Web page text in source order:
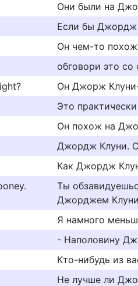
Они были на
Если бы Джордж
Он чем-то
обговори это
Он Джорж Клуни-
Это
Он похож на
Джордж Клуни.
Как Джордж
Ты
Джорджем
Я намного
- Наполовину
Кто-нибудь из
Не лучше ли